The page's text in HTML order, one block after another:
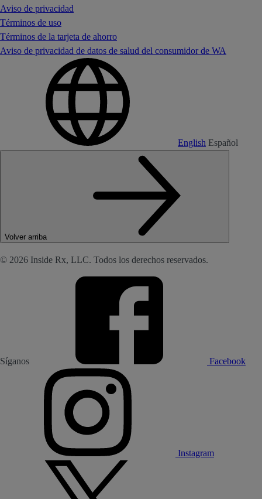
Aviso de privacidad
Términos de uso
Términos de la tarjeta de ahorro
Aviso de privacidad de datos de salud del consumidor de WA
English Español
Volver arriba
© 2026 Inside Rx, LLC. Todos los derechos reservados.
Síganos Facebook
Instagram